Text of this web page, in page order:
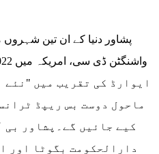
پشاور دنیا کے ان تین
ایوارڈ کی تقریب میں "نئے
ماحول دوست بس ریپڈ
کیے جائیں گے۔پشاور بی
دارالحکومت بگوٹا اور